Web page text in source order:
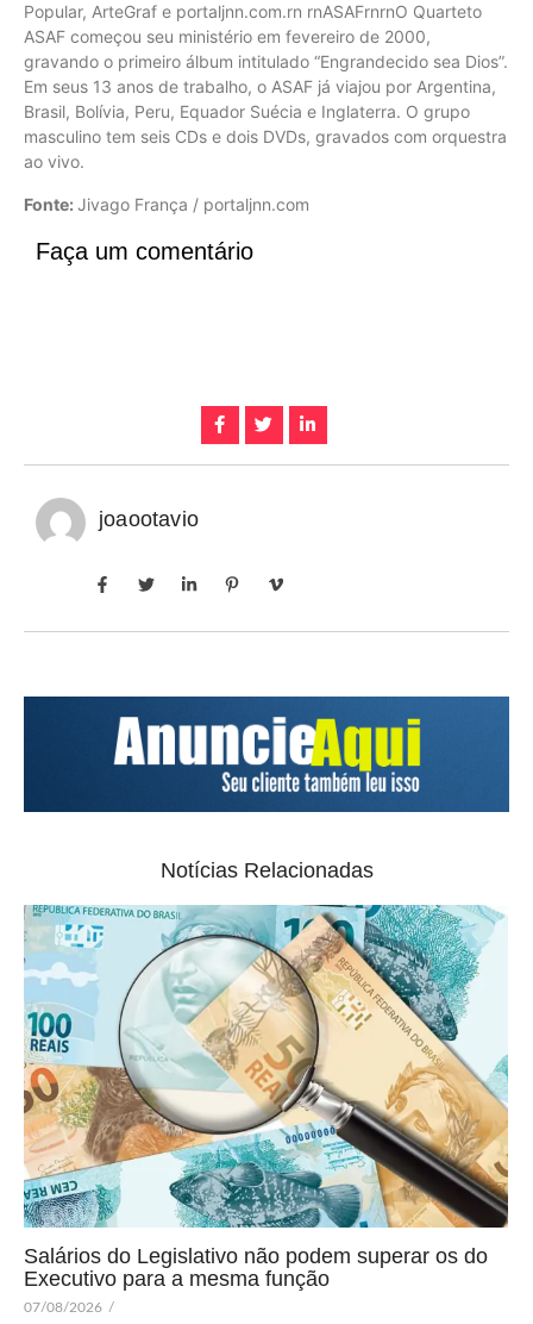
Popular, ArteGraf e portaljnn.com.rn rnASAFrnrnO Quarteto
ASAF começou seu ministério em fevereiro de 2000,
gravando o primeiro álbum intitulado “Engrandecido sea Dios”.
Em seus 13 anos de trabalho, o ASAF já viajou por Argentina,
Brasil, Bolívia, Peru, Equador Suécia e Inglaterra. O grupo
masculino tem seis CDs e dois DVDs, gravados com orquestra
ao vivo.
Fonte: Jivago França / portaljnn.com
Faça um comentário
joaootavio
Notícias Relacionadas
Salários do Legislativo não podem superar os do
Executivo para a mesma função
07/08/2026 /